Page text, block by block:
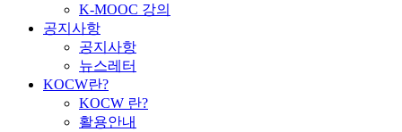
K-MOOC 강의
공지사항
공지사항
뉴스레터
KOCW란?
KOCW 란?
활용안내